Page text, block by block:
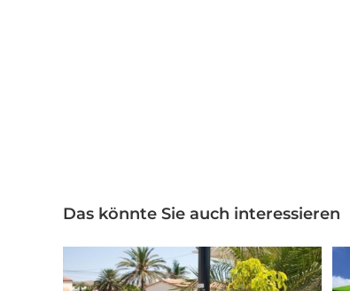
Das könnte Sie auch interessieren